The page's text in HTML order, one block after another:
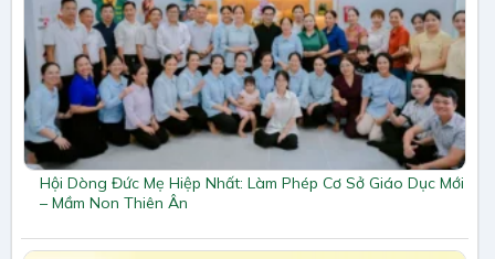
Hội Dòng Đức Mẹ Hiệp Nhất: Làm Phép Cơ Sở Giáo Dục Mới
– Mầm Non Thiên Ân